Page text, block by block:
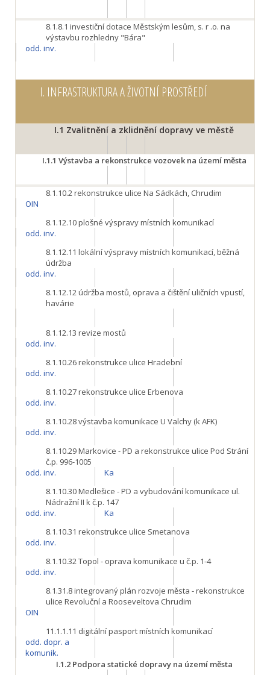
8.1.8.1 investiční dotace Městským lesům, s. r .o. na
výstavbu rozhledny "Bára"
odd. inv.
I. INFRASTRUKTURA A ŽIVOTNÍ PROSTŘEDÍ
I.1 Zvalitnění a zklidnění dopravy ve městě
I.1.1 Výstavba a rekonstrukce vozovek na území města
8.1.10.2rekonstrukce ulice Na Sádkách, Chrudim
OIN
8.1.12.10plošné výspravy místních komunikací
odd. inv.
8.1.12.11 lokální výspravy místních komunikací, běžná
údržba
odd. inv.
8.1.12.12údržba mostů, oprava a čištění uličních vpustí,
havárie
8.1.12.13 revize mostů
odd. inv.
8.1.10.26rekonstrukce ulice Hradební
odd. inv.
8.1.10.27rekonstrukce ulice Erbenova
odd. inv.
8.1.10.28výstavba komunikace U Valchy (k AFK)
odd. inv.
8.1.10.29Markovice - PD a rekonstrukce ulice Pod Strání
č.p. 996-1005
odd. inv.
Ka
8.1.10.30Medlešice - PD a vybudování komunikace ul.
Nádražní II k č.p. 147
odd. inv.
Ka
8.1.10.31 rekonstrukce ulice Smetanova
odd. inv.
8.1.10.32Topol - oprava komunikace u č.p. 1-4
odd. inv.
8.1.31.8integrovaný plán rozvoje města - rekonstrukce
ulice Revoluční a Rooseveltova Chrudim
OIN
11.1.1.11 digitální pasport místních komunikací
odd. dopr. a
komunik.
I.1.2Podpora statické dopravy na území města